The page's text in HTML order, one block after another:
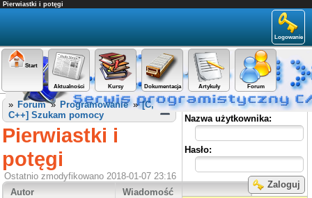
Pierwiastki i potęgi
Logowanie
Start
Aktualności Kursy Dokumentacja Artykuły Forum
Panel użytkownika
Nazwa użytkownika:
Hasło:
Zaloguj
» Forum» Programowanie»[C,
C++] Szukam pomocy
Pierwiastki i
potęgi
Ostatnio zmodyfikowano 2018-01-07 23:16
Autor
Wiadomość